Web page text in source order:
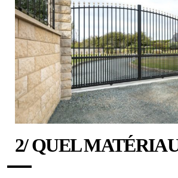
2/ QUEL